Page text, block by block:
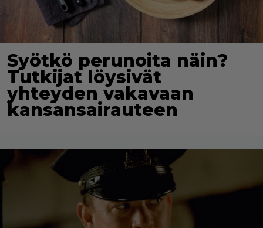
Syötkö perunoita näin?
Tutkijat löysivät
yhteyden vakavaan
kansansairauteen